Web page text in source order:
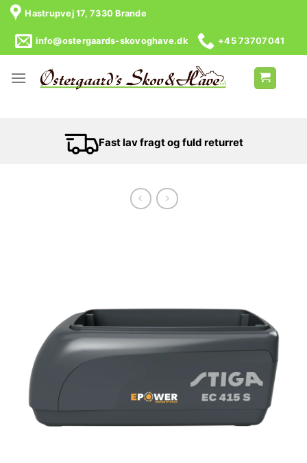
Skip
content
Hastrupvej 17, 7330 Brande
info@ostergaards-skovoghave.dk +45 73707041
Fast lav fragt og fuld returret